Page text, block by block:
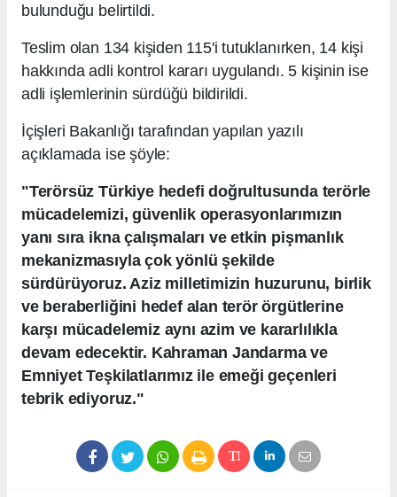
bulunduğu belirtildi.
Teslim olan 134 kişiden 115'i tutuklanırken, 14 kişi
hakkında adli kontrol kararı uygulandı. 5 kişinin ise
adli işlemlerinin sürdüğü bildirildi.
İçişleri Bakanlığı tarafından yapılan yazılı
açıklamada ise şöyle:
"Terörsüz Türkiye hedefi doğrultusunda terörle
mücadelemizi, güvenlik operasyonlarımızın
yanı sıra ikna çalışmaları ve etkin pişmanlık
mekanizmasıyla çok yönlü şekilde
sürdürüyoruz. Aziz milletimizin huzurunu, birlik
ve beraberliğini hedef alan terör örgütlerine
karşı mücadelemiz aynı azim ve kararlılıkla
devam edecektir. Kahraman Jandarma ve
Emniyet Teşkilatlarımız ile emeği geçenleri
tebrik ediyoruz."